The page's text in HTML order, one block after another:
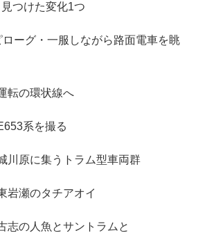
つけた変化1つ
ーグ・一服しながら路面電車を眺
転の環状線へ
系を撮る
川原に集うトラム型車両群
岩瀬のタチアオイ
志の人魚とサントラムと